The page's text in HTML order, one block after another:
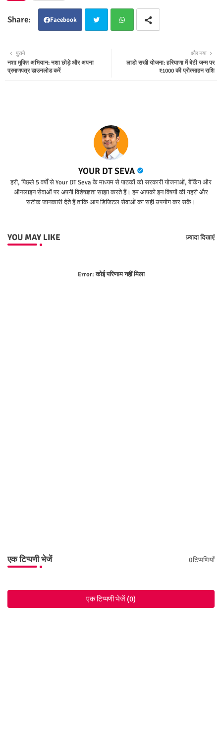
Facebook
ter tsap
और नया
लाडो सखी योजना: हरियाणा में बेटी जन्म पर
₹1000 की प्रोत्साहन राशि
पुराने
नशा मुक्ति अभियान: नशा छोड़े और अपना
प्रमाणपत्र डाउनलोड करें
YOUR DT SEVA
हरी, पिछले 5 वर्षों से Your DT Seva के माध्यम से पाठकों को सरकारी योजनाओं, बैंकिंग और
ऑनलाइन सेवाओं पर अपनी विशेषज्ञता साझा करते हैं। हम आपको इन विषयों की गहरी और
सटीक जानकारी देते हैं ताकि आप डिजिटल सेवाओं का सही उपयोग कर सकें।
YOU MAY LIKE ज़्यादा दिखाएं
Error:कोई परिणाम नहीं मिला
एक टिप्पणी भेजें 0टिप्पणियाँ
एक टिप्पणी भेजें (0)